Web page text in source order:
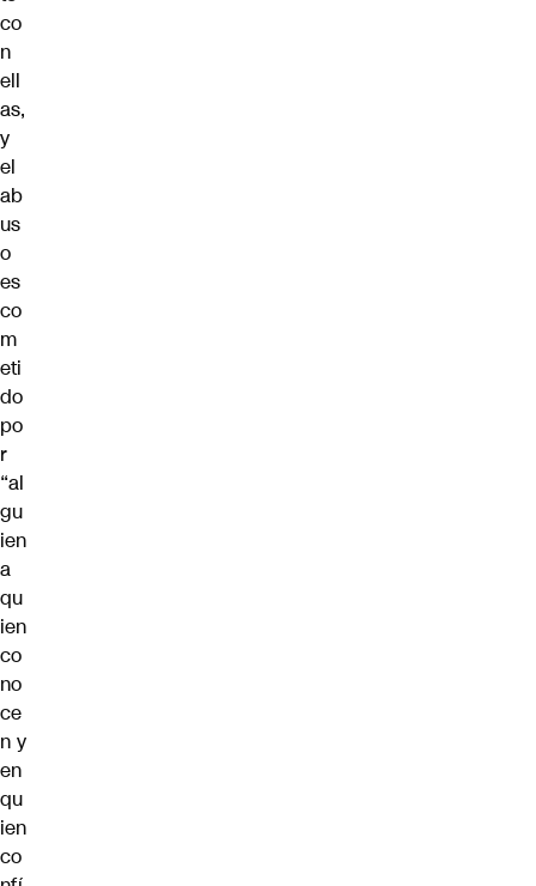
co
n
ell
as,
y
el
ab
us
o
es
co
m
eti
do
po
r
“al
gu
ien
a
qu
ien
co
no
ce
n y
en
qu
ien
co